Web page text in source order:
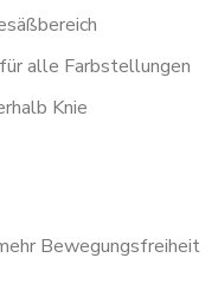
alle Farbstellungen
Knie
Bewegungsfreiheit